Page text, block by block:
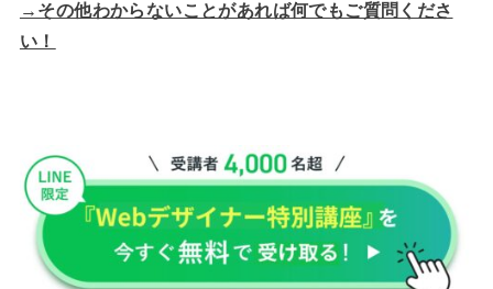
→その他わからないことがあれば何でもご質問くださ
い！